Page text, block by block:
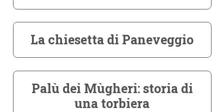
La chiesetta di Paneveggio
Palù dei Mùgheri: storia di
una torbiera